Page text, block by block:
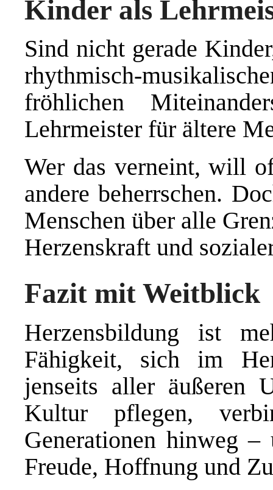
Kinder als
Sind nicht gerade
rhythmisch-
fröhlichen
Lehrmeister für ältere
Wer das verneint, will
andere beherrschen.
Menschen über alle
Herzenskraft und
Fazit mit Weitblick
Herzensbildung ist
Fähigkeit, sich im
jenseits aller äußeren
Kultur pflegen,
Generationen hinweg
Freude, Hoffnung und